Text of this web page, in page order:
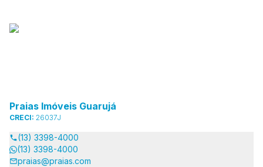
Praias Imóveis Guarujá
CRECI: 26037J
(13) 3398-4000
(13) 3398-4000
praias@praias.com